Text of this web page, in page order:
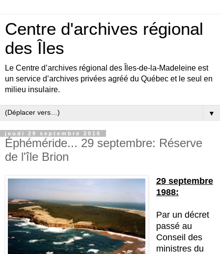
Centre d'archives régional
des Îles
Le Centre d’archives régional des Îles-de-la-Madeleine est
un service d’archives privées agréé du Québec et le seul en
milieu insulaire.
▼
jeudi 29 septembre 2016
Éphéméride... 29 septembre: Réserve
de l'île Brion
29 septembre
1988:
Par un décret
passé au
Conseil des
ministres du